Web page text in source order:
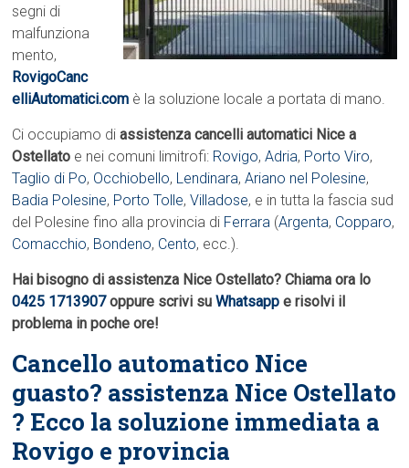
segni di
malfunziona
mento,
RovigoCanc
elliAutomatici.com è la soluzione locale a portata di mano.
Ci occupiamo diassistenza cancelli automatici Nice a
Ostellato e nei comuni limitrofi: Rovigo,Adria, Porto Viro,
Taglio di Po, Occhiobello, Lendinara,Ariano nel Polesine,
Badia Polesine, Porto Tolle,Villadose, e in tutta la fascia sud
del Polesine fino alla provincia di Ferrara (Argenta, Copparo,
Comacchio, Bondeno, Cento, ecc.).
Hai bisogno di assistenza Nice Ostellato? Chiama ora lo
0425 1713907oppure scrivi suWhatsapp e risolvi il
problema in poche ore!
Cancello automatico Nice
guasto? assistenza Nice Ostellato
? Ecco la soluzione immediata a
Rovigo e provincia